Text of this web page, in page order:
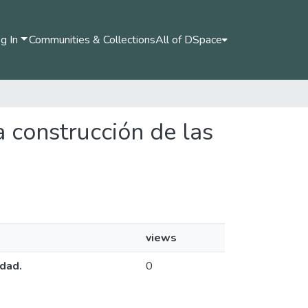
In Communities & CollectionsAll of DSpace
construcción de las
views
0